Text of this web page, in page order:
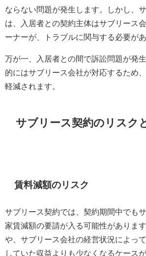
ならない問題が発生します。しかし、
は、入居者との契約主体はサブリース
ーナーが、トラブルに関与する必要があ
万が一、入居者との間で訴訟問題が発
的にはサブリース会社が対応するため
軽減されます。
サブリース契約のリスク
賃料減額のリスク
サブリース契約では、契約期間中でも
家賃減額の要請が入る可能性がありま
や、サブリース会社の経営状況によっ
していた収益よりも少なくなるケース